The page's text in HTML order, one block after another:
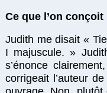
Ce que l’on
Judith me disait «
I majuscule. »
s’énonce
corrigeait l’auteur